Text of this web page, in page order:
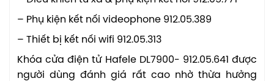
– Phụ kiện kết nối videophone 912.05.389
– Thiết bị kết nối wifi 912.05.313
Khóa cửa điện tử Hafele DL7900- 912.05.641 được
người dùng đánh giá rất cao nhờ thừa hưởng